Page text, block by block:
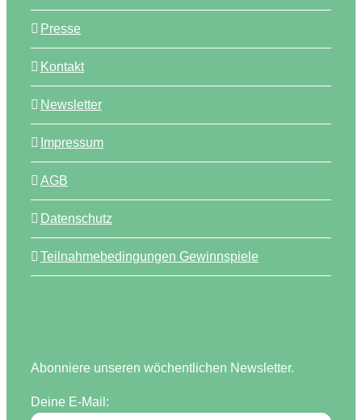
Presse
Kontakt
Newsletter
Impressum
AGB
Datenschutz
Teilnahmebedingungen Gewinnspiele
Abonniere unseren wöchentlichen Newsletter.
Deine E-Mail: